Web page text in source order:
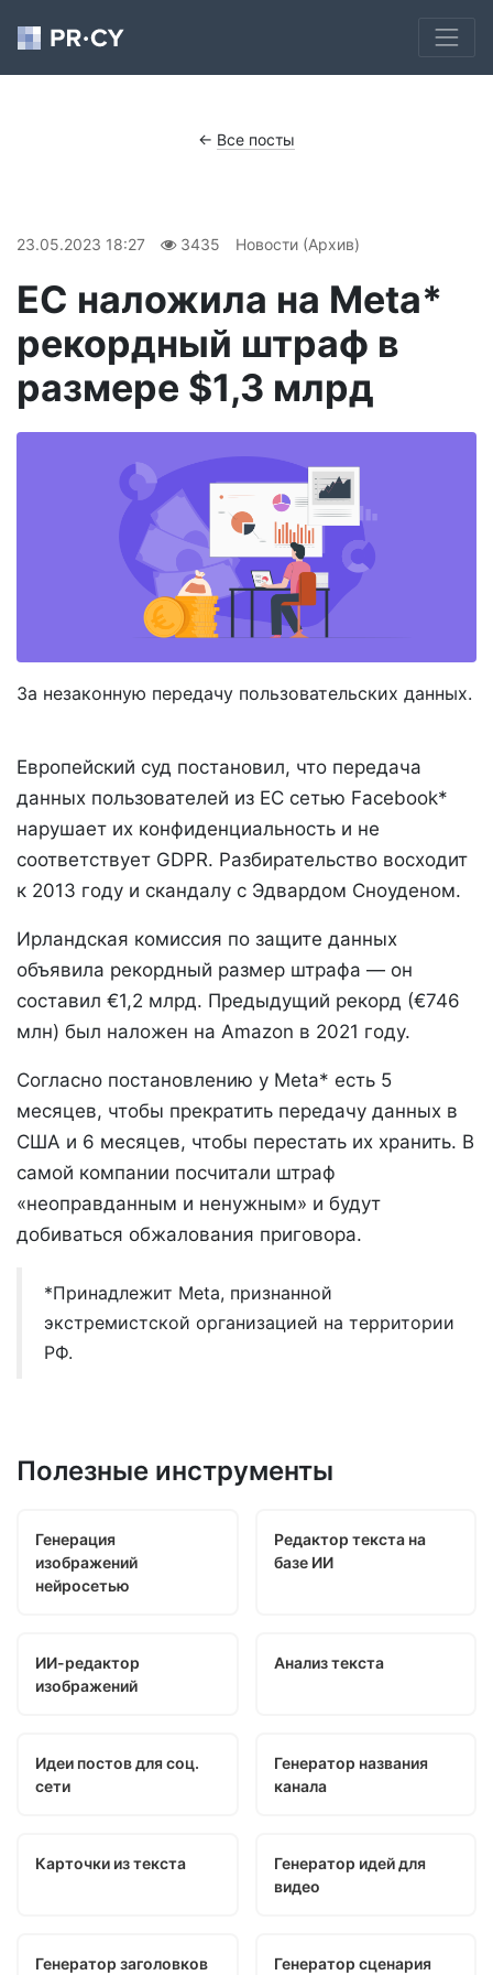
← Все посты
23.05.2023 18:27 3435 Новости (Архив)
ЕС наложила на Meta*
рекордный штраф в
размере $1,3 млрд
За незаконную передачу пользовательских данных.
Европейский суд постановил, что передача
данных пользователей из ЕС сетью Facebook*
нарушает их конфиденциальность и не
соответствует GDPR. Разбирательство восходит
к 2013 году и скандалу с Эдвардом Сноуденом.
Ирландская комиссия по защите данных
объявила рекордный размер штрафа — он
составил €1,2 млрд. Предыдущий рекорд (€746
млн) был наложен на Amazon в 2021 году.
Согласно постановлению у Meta* есть 5
месяцев, чтобы прекратить передачу данных в
США и 6 месяцев, чтобы перестать их хранить. В
самой компании посчитали штраф
«неоправданным и ненужным» и будут
добиваться обжалования приговора.
*Принадлежит Meta, признанной
экстремистской организацией на территории
РФ.
Полезные инструменты
Генерация
изображений
нейросетью
Редактор текста на
базе ИИ
ИИ-редактор
изображений
Анализ текста
Идеи постов для соц.
сети
Генератор названия
канала
Карточки из текста
Генератор идей для
видео
Генератор заголовков Генератор сценария